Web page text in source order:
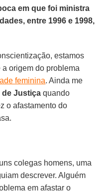
em que foi ministra
entre 1996 e 1998,
estamos
origem do problema
feminina. Ainda me
de Justiça quando
o afastamento do
colegas homens, uma
descrever. Alguém
em afastar o